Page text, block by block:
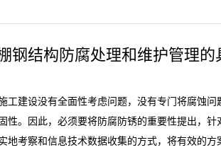
钢结构防腐处理和维护管理的
工建设没有全面性考虑问题，没有专门将腐蚀
性。因此，必须要将防腐防锈的重要性提出，
地考察和信息技术数据收集的方式，将有效的